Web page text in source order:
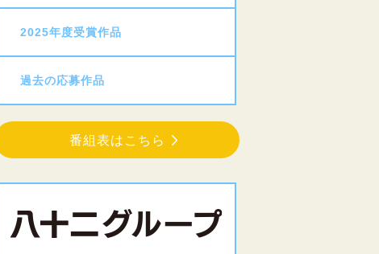
2025年度受賞作品
過去の応募作品
番組表はこちら